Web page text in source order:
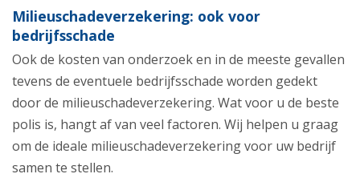
Milieuschadeverzekering: ook voor
bedrijfsschade
Ook de kosten van onderzoek en in de meeste gevallen
tevens de eventuele bedrijfsschade worden gedekt
door de milieuschadeverzekering. Wat voor u de beste
polis is, hangt af van veel factoren. Wij helpen u graag
om de ideale milieuschadeverzekering voor uw bedrijf
samen te stellen.